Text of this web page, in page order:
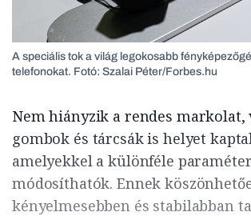
A speciális tok a világ legokosabb
telefonokat. Fotó: Szalai Péter/Forbes.hu
Nem hiányzik a rendes markolat,
gombok és tárcsák is helyet
amelyekkel a különféle
módosíthatók. Ennek
kényelmesebben és stabilabban